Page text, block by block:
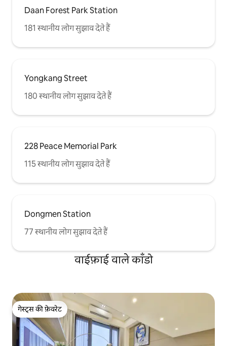
Daan Forest Park Station
181 स्थानीय लोग सुझाव देते हैं
Yongkang Street
180 स्थानीय लोग सुझाव देते हैं
228 Peace Memorial Park
115 स्थानीय लोग सुझाव देते हैं
Dongmen Station
77 स्थानीय लोग सुझाव देते हैं
वाईफ़ाई वाले काँडो
गेस्ट्स की फ़ेवरेट
गेस्ट्स की फ़ेवरेट